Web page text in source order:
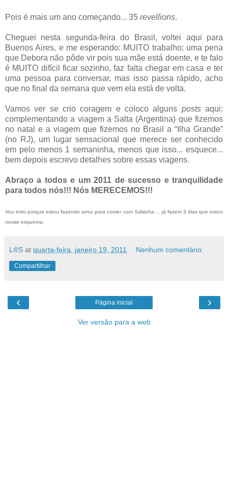
Pois é mais um ano começando... 35 revellions.
Cheguei nesta segunda-feira do Brasil, voltei aqui para
Buenos Aires, e me esperando: MUITO trabalho; uma pena
que Debora não pôde vir pois sua mãe está doente, e te falo
é MUITO difícil ficar sozinho, faz falta chegar em casa e ter
uma pessoa para conversar, mas isso passa rápido, acho
que no final da semana que vem ela está de volta.
Vamos ver se crio coragem e coloco alguns postsaqui:
complementando a viagem a Salta (Argentina) que fizemos
no natal e a viagem que fizemos no Brasil a “Ilha Grande”
(no RJ), um lugar sensacional que merece ser conhecido
em pelo menos 1 semaninha, menos que isso... esquece...
bem depois escrevo detalhes sobre essas viagens.
Abraço a todos e um 2011 de sucesso e tranquilidade
para todos nós!!! Nós MERECEMOS!!!
Vou indo porque estou fazendo arroz para comer com Salsicha ... já fazem 3 dias que estou
nesse esquema.
L®S at quarta-feira, janeiro 19, 2011 Nenhum comentário:
Compartilhar
‹ ›
Página inicial
Ver versão para a web